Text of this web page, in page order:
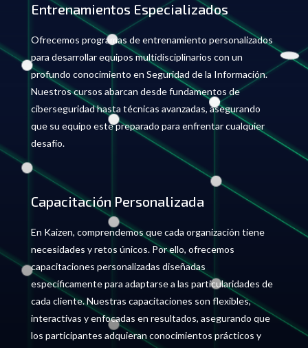
Entrenamientos Especializados
Ofrecemos programas de entrenamiento personalizados
para desarrollar equipos multidisciplinarios con un
profundo conocimiento en Seguridad de la Información.
Nuestros cursos abarcan desde fundamentos de
ciberseguridad hasta técnicas avanzadas, asegurando
que su equipo esté preparado para enfrentar cualquier
desafío.
Capacitación Personalizada
En Kaizen, comprendemos que cada organización tiene
necesidades y retos únicos. Por ello, ofrecemos
capacitaciones personalizadas diseñadas
específicamente para adaptarse a las particularidades de
cada cliente. Nuestras capacitaciones son flexibles,
interactivas y enfocadas en resultados, asegurando que
los participantes adquieran conocimientos prácticos y